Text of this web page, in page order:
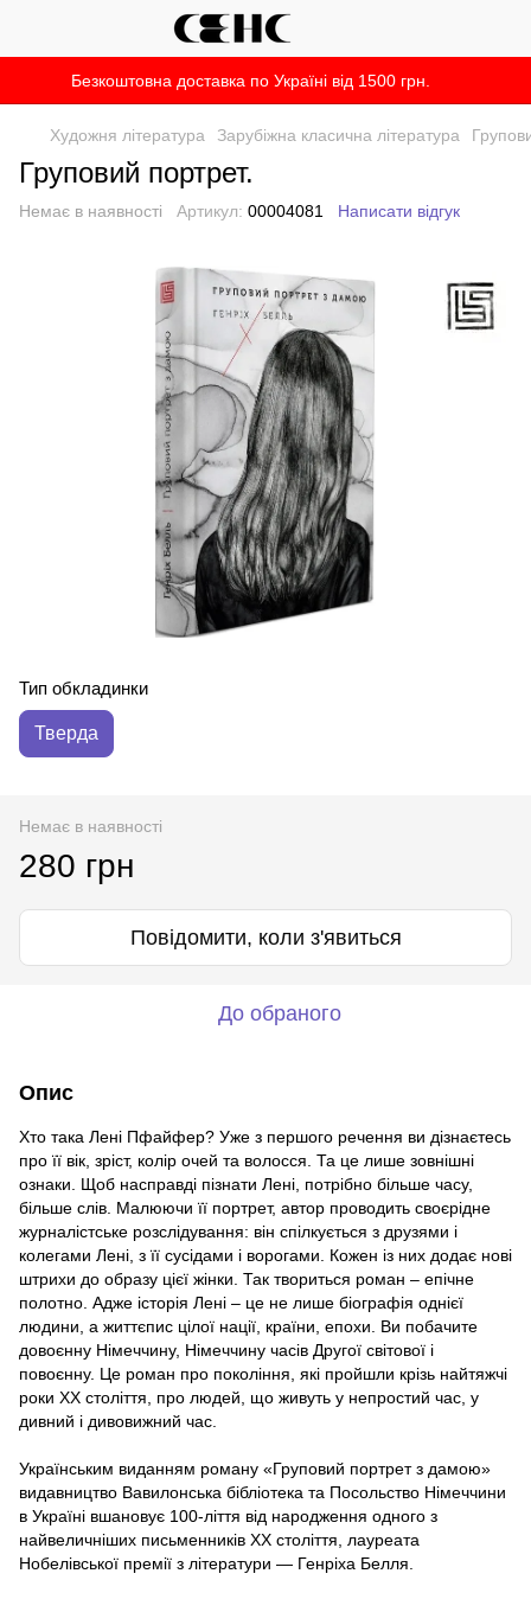
Безкоштовна доставка по Україні від 1500 грн.
Художня література Зарубіжна класична література
Груповий портрет.
Немає в наявності Артикул: 00004081 Написати відгук
Тип обкладинки
Тверда
Немає в наявності
280 грн
Повідомити, коли з'явиться
До обраного
Опис
Хто така Лені Пфайфер? Уже з першого речення ви дізнаєтесь
про її вік, зріст, колір очей та волосся. Та це лише зовнішні
ознаки. Щоб насправді пізнати Лені, потрібно більше часу,
більше слів. Малюючи її портрет, автор проводить своєрідне
журналістське розслідування: він спілкується з друзями і
колегами Лені, з її сусідами і ворогами. Кожен із них додає нові
штрихи до образу цієї жінки. Так твориться роман – епічне
полотно. Адже історія Лені – це не лише біографія однієї
людини, а життєпис цілої нації, країни, епохи. Ви побачите
довоєнну Німеччину, Німеччину часів Другої світової і
повоєнну. Це роман про покоління, які пройшли крізь найтяжчі
роки ХХ століття, про людей, що живуть у непростий час, у
дивний і дивовижний час.
Українським виданням роману «Груповий портрет з дамою»
видавництво Вавилонська бібліотека та Посольство Німеччини
в Україні вшановує 100-ліття від народження одного з
найвеличніших письменників ХХ століття, лауреата
Нобелівської премії з літератури — Генріха Белля.